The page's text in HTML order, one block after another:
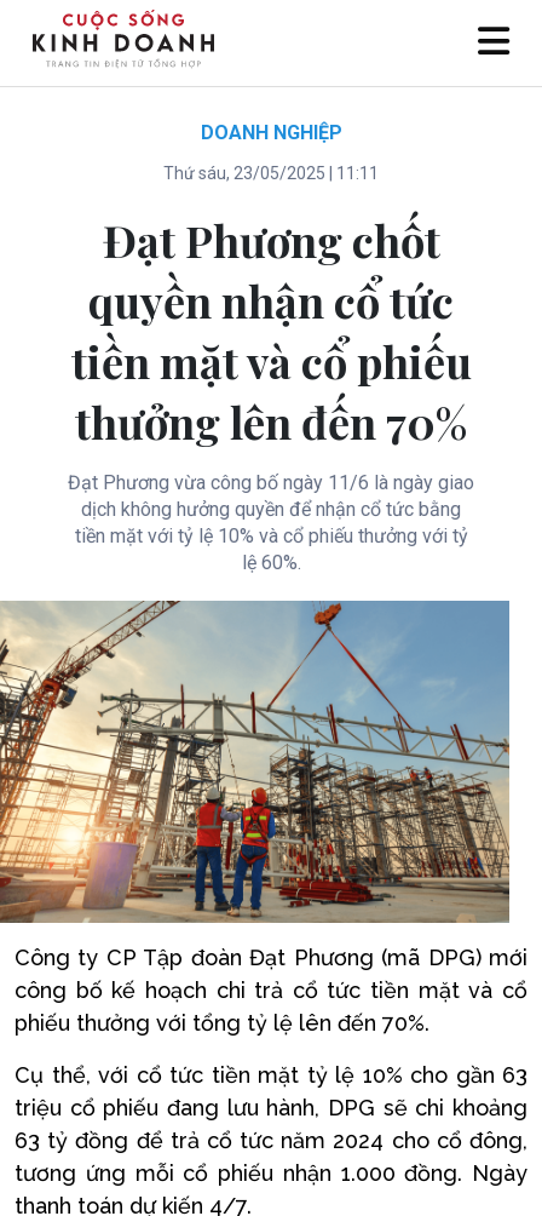
DOANH NGHIỆP
Thứ sáu, 23/05/2025 | 11:11
Đạt Phương chốt
quyền nhận cổ tức
tiền mặt và cổ phiếu
thưởng lên đến 70%
Đạt Phương vừa công bố ngày 11/6 là ngày giao
dịch không hưởng quyền để nhận cổ tức bằng
tiền mặt với tỷ lệ 10% và cổ phiếu thưởng với tỷ
lệ 60%.
Công ty CP Tập đoàn Đạt Phương (mã DPG) mới
công bố kế hoạch chi trả cổ tức tiền mặt và cổ
phiếu thưởng với tổng tỷ lệ lên đến 70%.
Cụ thể, với cổ tức tiền mặt tỷ lệ 10% cho gần 63
triệu cổ phiếu đang lưu hành, DPG sẽ chi khoảng
63 tỷ đồng để trả cổ tức năm 2024 cho cổ đông,
tương ứng mỗi cổ phiếu nhận 1.000 đồng. Ngày
thanh toán dự kiến 4/7.